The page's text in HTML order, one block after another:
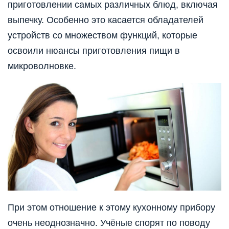
приготовлении самых различных блюд, включая
выпечку. Особенно это касается обладателей
устройств со множеством функций, которые
освоили нюансы приготовления пищи в
микроволновке.
При этом отношение к этому кухонному прибору
очень неоднозначно. Учёные спорят по поводу